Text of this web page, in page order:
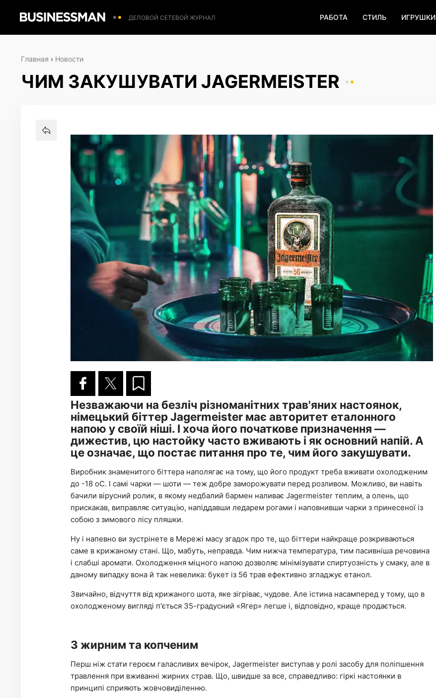
ДЕЛОВОЙ СЕТЕВОЙ ЖУРНАЛ РАБОТА СТИЛЬ ИГРУШКИ
Главная › Новости
ЧИМ ЗАКУШУВАТИ JAGERMEISTER
Незважаючи на безліч різноманітних трав'яних настоянок,
німецький біттер Jagermeister має авторитет еталонного
напою у своїй ніші. І хоча його початкове призначення —
дижестив, цю настойку часто вживають і як основний напій. А
це означає, що постає питання про те, чим його закушувати.
Виробник знаменитого біттера наполягає на тому, що його продукт треба вживати охолодженим
до -18 оС. І самі чарки — шоти — теж добре заморожувати перед розливом. Можливо, ви навіть
бачили вірусний ролик, в якому недбалий бармен наливає Jagermeister теплим, а олень, що
прискакав, виправляє ситуацію, напіддавши ледарем рогами і наповнивши чарки з принесеної із
собою з зимового лісу пляшки.
Ну і напевно ви зустрінете в Мережі масу згадок про те, що біттери найкраще розкриваються
саме в крижаному стані. Що, мабуть, неправда. Чим нижча температура, тим пасивніша речовина
і слабші аромати. Охолодження міцного напою дозволяє мінімізувати спиртуозність у смаку, але в
даному випадку вона й так невелика: букет із 56 трав ефективно згладжує етанол.
Звичайно, відчуття від крижаного шота, яке зігріває, чудове. Але істина насамперед у тому, що в
охолодженому вигляді п'ється 35-градусний «Ягер» легше і, відповідно, краще продається.
З жирним та копченим
Перш ніж стати героєм галасливих вечірок, Jagermeister виступав у ролі засобу для поліпшення
травлення при вживанні жирних страв. Що, швидше за все, справедливо: гіркі настоянки в
принципі сприяють жовчовиділенню.